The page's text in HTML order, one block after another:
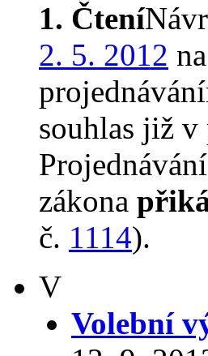
1. Čtení
2. 5. 2012
souhlas již
zákona
č. 1114).
V
Volební